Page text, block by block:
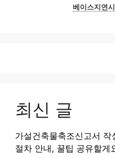
베이스지연시
최신 글
가설건축물축조신고서
절차 안내, 꿀팁 공유할게